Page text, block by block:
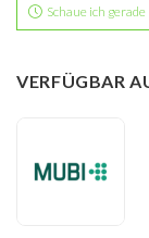
Schaue ich gerade
VERFÜGBAR